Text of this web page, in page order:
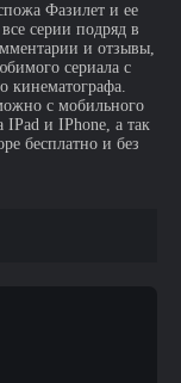
Фазилет и ее
серии подряд в
и отзывы,
сериала с
кинематографа.
с мобильного
и IPhone, а так
бесплатно и без